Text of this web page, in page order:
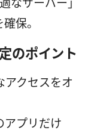
なサーバー」
保。
のポイント
アクセスをオ
アプリだけ